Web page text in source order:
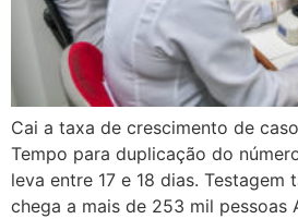
Cai a taxa de crescimento de
Tempo para duplicação do
leva entre 17 e 18 dias. Testagem
chega a mais de 253 mil pessoas